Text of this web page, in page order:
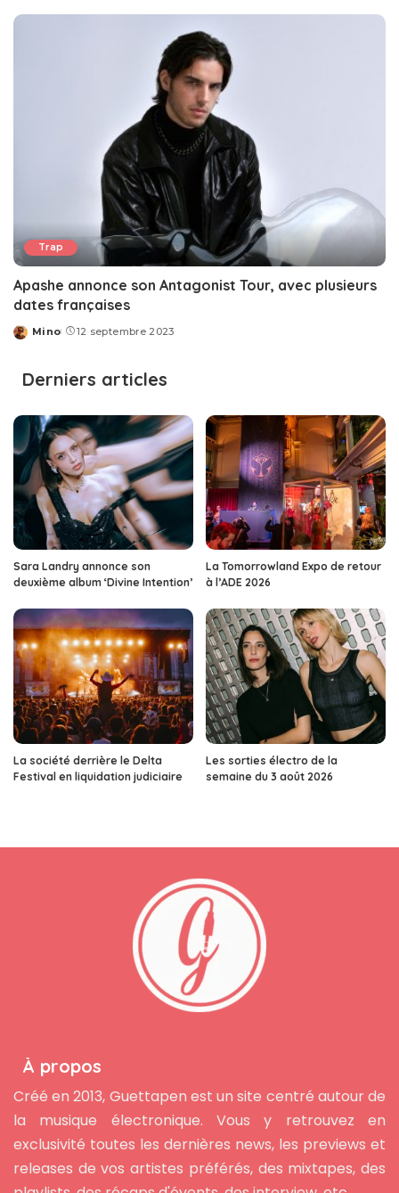
Trap
Apashe annonce son Antagonist Tour, avec plusieurs
dates françaises
Posted
Mino 12 septembre 2023
Derniers articles
Sara Landry annonce son
deuxième album ‘Divine Intention’
La Tomorrowland Expo de retour
à l’ADE 2026
La société derrière le Delta
Festival en liquidation judiciaire
Les sorties électro de la
semaine du 3 août 2026
À propos
Créé en 2013, Guettapen est un site centré autour de
la musique électronique. Vous y retrouvez en
exclusivité toutes les dernières news, les previews et
releases de vos artistes préférés, des mixtapes, des